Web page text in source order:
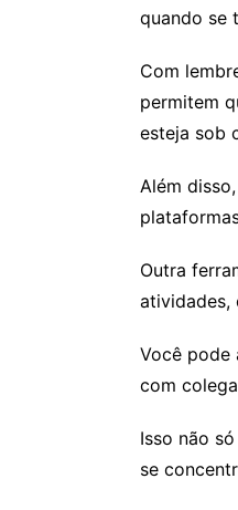
quando se
Com
permitem
esteja sob
Além
Outra
atividades,
Você pode
com
Isso não
se